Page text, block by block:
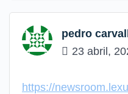
pedro
23 abril,
https://